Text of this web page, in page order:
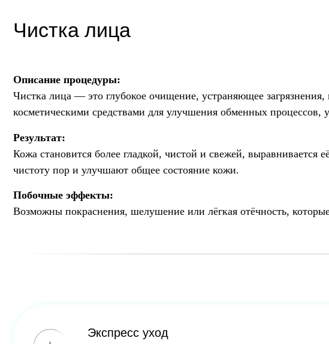
Описание процедуры:
Чистка лица — это глубокое очищение, устраняющее загрязнения,
Результат:
Кожа становится более гладкой, чистой и свежей, выравнивается её
чистоту пор и улучшают общее состояние кожи.
Побочные эффекты:
Возможны покраснения, шелушение или лёгкая отёчность, которые быстро